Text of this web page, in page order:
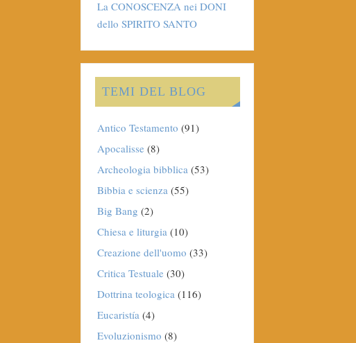
La CONOSCENZA nei DONI
dello SPIRITO SANTO
TEMI DEL BLOG
Antico Testamento (91)
Apocalisse (8)
Archeologia bibblica (53)
Bibbia e scienza (55)
Big Bang (2)
Chiesa e liturgia (10)
Creazione dell'uomo (33)
Critica Testuale (30)
Dottrina teologica (116)
Eucaristía (4)
Evoluzionismo (8)